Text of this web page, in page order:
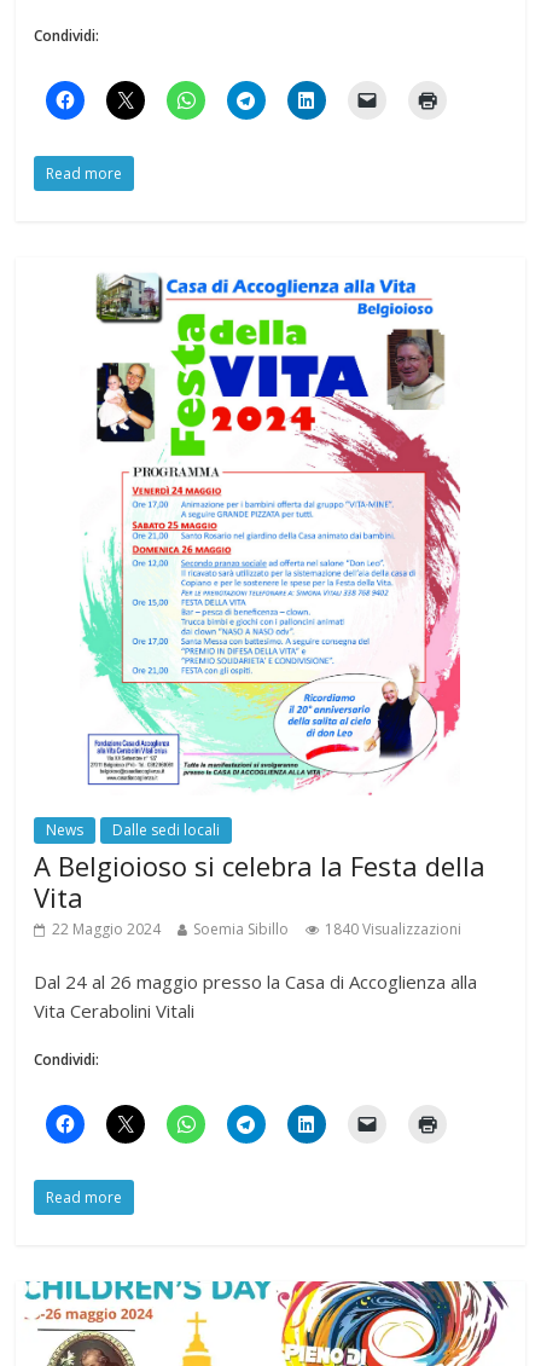
Condividi:
Read more
News Dalle sedi locali
A Belgioioso si celebra la Festa della
Vita
22 Maggio 2024 Soemia Sibillo 1840 Visualizzazioni
Dal 24 al 26 maggio presso la Casa di Accoglienza alla
Vita Cerabolini Vitali
Condividi:
Read more